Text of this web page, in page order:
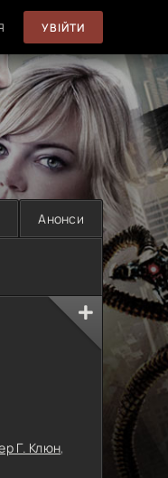
УВІЙТИ
Анонси
Г. Клюн,